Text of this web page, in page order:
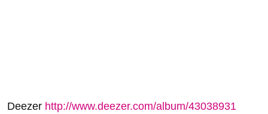
Deezer http://www.deezer.com/a lbum/43038931